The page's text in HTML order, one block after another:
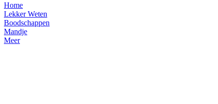
Home
Lekker Weten
Boodschappen
Mandje
Meer